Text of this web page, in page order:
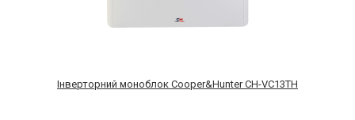
Інверторний моноблок Cooper&Hunter CH-VC13TH